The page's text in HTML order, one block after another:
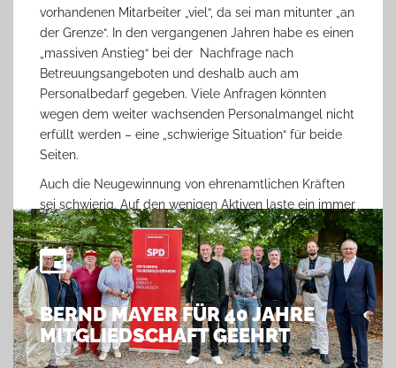
vorhandenen Mitarbeiter „viel“, da sei man mitunter „an
der Grenze“. In den vergangenen Jahren habe es einen
„massiven Anstieg“ bei der Nachfrage nach
Betreuungsangeboten und deshalb auch am
Personalbedarf gegeben. Viele Anfragen könnten
wegen dem weiter wachsenden Personalmangel nicht
erfüllt werden – eine „schwierige Situation“ für beide
Seiten.
Auch die Neugewinnung von ehrenamtlichen Kräften
sei schwierig. Auf den wenigen Aktiven laste ein immer
größer werdendes Aufgabenfeld. Und: „Jugendliche
sind kaum zu motivieren, ein Ehrenamt zu
übernehmen.“
Nicht unerwähnt blieb dabei die Diskussion um ein
soziales Pflichtjahr, die der Bundespräsident kürzlich
angestoßen hatte. Der Vorsitzende der SPD in
Tauberbischofsheim Julian Zwerger verwies in diesem
BERND MAYER FÜR 40 JAHRE
MITGLIEDSCHAFT GEEHRT